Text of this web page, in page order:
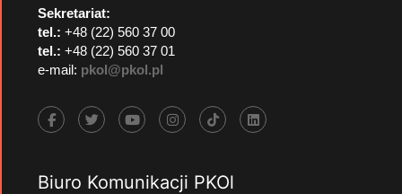
Sekretariat:
tel.: +48 (22) 560 37 00
tel.: +48 (22) 560 37 01
e-mail: pkol@pkol.pl
Biuro Komunikacji PKOl